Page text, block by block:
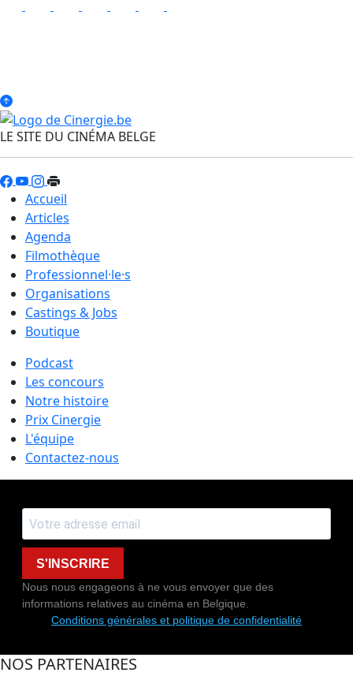
LE SITE DU CINÉMA BELGE
Accueil
Articles
Agenda
Filmothèque
Professionnel·le·s
Organisations
Castings & Jobs
Boutique
Podcast
Les concours
Notre histoire
Prix Cinergie
L'équipe
Contactez-nous
S'INSCRIRE
Nous nous engageons à ne vous envoyer que des
informations relatives au cinéma en Belgique.
Conditions générales et politique de confidentialité
NOS PARTENAIRES